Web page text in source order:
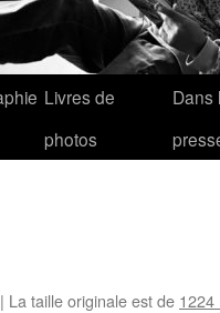
Livres de
photos
Dans
| La taille originale est de 1224